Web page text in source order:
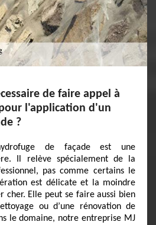
de faire appel à
l'application d'un
?
de façade est une
Il relève spécialement de la
pas comme certains le
est délicate et la moindre
cher. Elle peut se faire aussi bien
ou d’une rénovation de
le domaine, notre entreprise MJ